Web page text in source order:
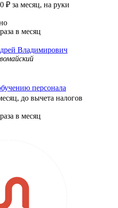
₽ за месяц, на руки
в месяц
Владимирович
персонала
до вычета налогов
в месяц